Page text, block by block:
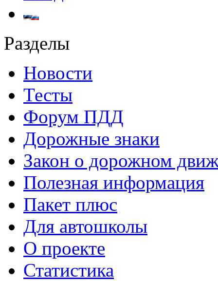
Разделы
Новости
Тесты
Форум ПДД
Дорожные знаки
Закон о дорожном
Полезная информация
Пакет плюс
Для автошколы
О проекте
Статистика